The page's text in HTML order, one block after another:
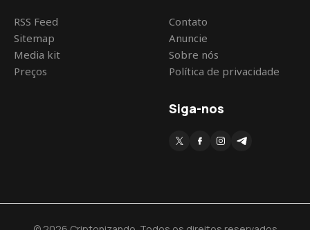
RSS Feed
Sitemap
Media kit
Preços
Contato
Anuncie
Sobre nós
Política de privacidade
Siga-nos